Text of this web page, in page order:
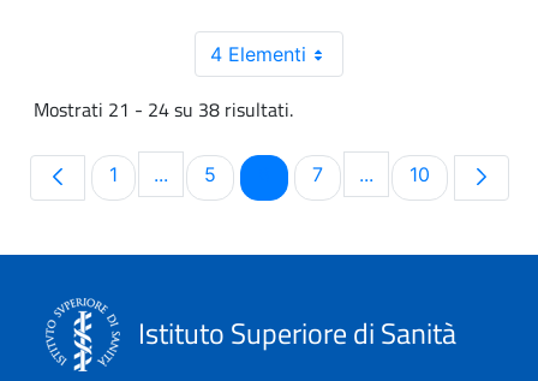
4 Elementi
Mostrati 21 - 24 su 38 risultati.
Pagina
1 ...Pagine intermedie Use TAB to navigate.
Pagina
5 PaginaPagina
7 ...Pagine intermedie
Pagina
10
Istituto Superiore di Sanità